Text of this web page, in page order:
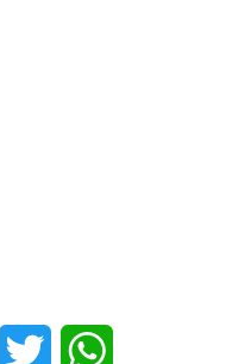
LinkedIn Twitter